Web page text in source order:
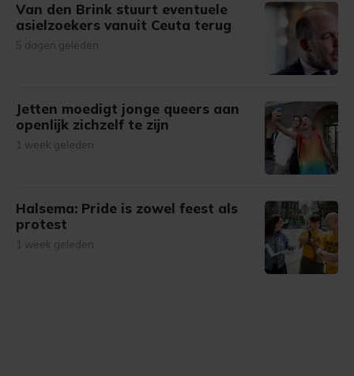
Van den Brink stuurt eventuele
asielzoekers vanuit Ceuta terug
5 dagen geleden
Jetten moedigt jonge queers aan
openlijk zichzelf te zijn
1 week geleden
Halsema: Pride is zowel feest als
protest
1 week geleden